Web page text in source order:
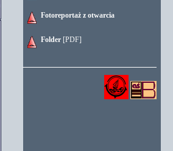
Fotoreportaż z otwarcia
Folder [PDF]